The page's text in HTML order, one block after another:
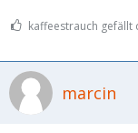
kaffeestrauch gefällt
marcin